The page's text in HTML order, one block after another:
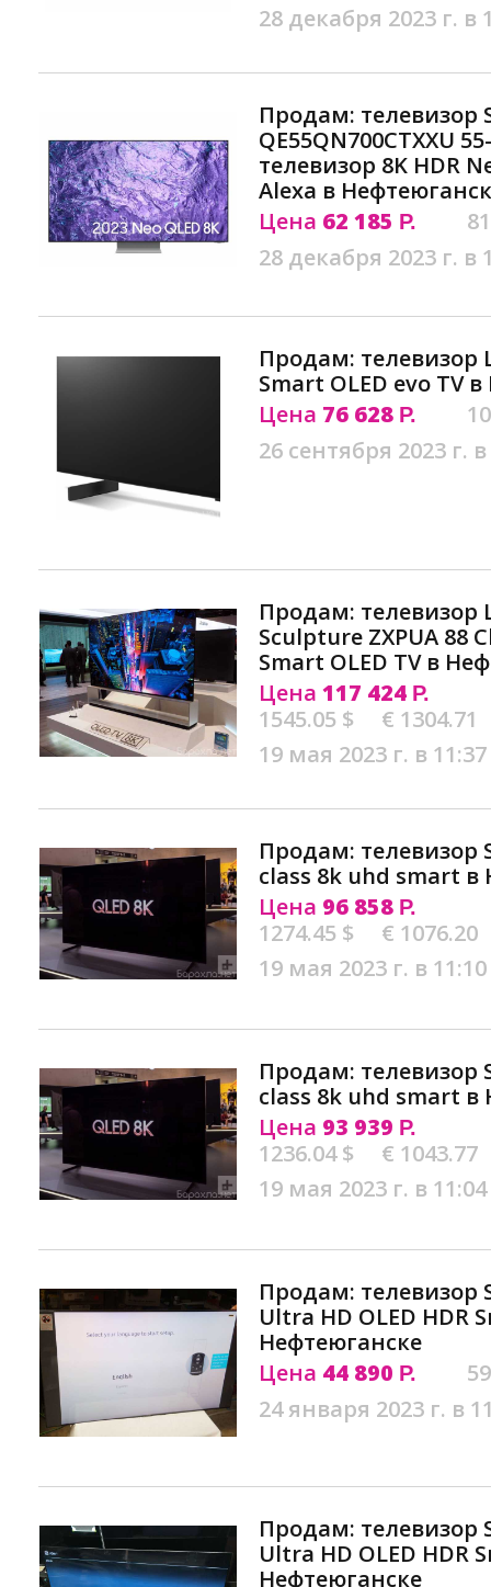
28 декабря 2023 г. в
Продам: телевизор
QE55QN700CTXXU
телевизор 8K HDR
Alexa в
Цена 62 185 Р.
28 декабря 2023 г. в
Продам: телевизор
Smart OLED evo TV
Цена 76 628 Р.
26 сентября 2023 г.
Продам: телевизор
Sculpture ZXPUA 88
Smart OLED TV в
Цена 117 424 Р.
1545.05 $
€ 1304.71
19 мая 2023 г. в 11:37
Продам: телевизор
class 8k uhd smart в
Цена 96 858 Р.
1274.45 $
€ 1076.20
19 мая 2023 г. в 11:10
Продам: телевизор
class 8k uhd smart в
Цена 93 939 Р.
1236.04 $
€ 1043.77
19 мая 2023 г. в 11:04
Продам: телевизор
Ultra HD OLED HDR
Нефтеюганске
Цена 44 890 Р.
24 января 2023 г. в
Продам: телевизор
Ultra HD OLED HDR
Нефтеюганске